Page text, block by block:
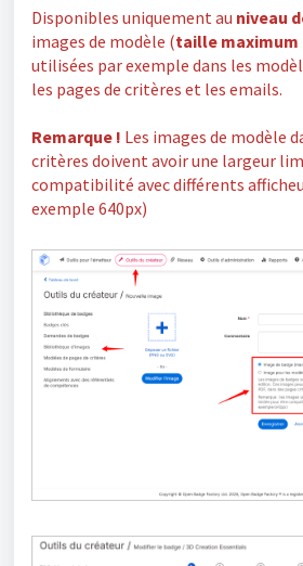
Disponibles uniquement au niveau
images de modèle (taille maximum
utilisées par exemple dans les
les pages de critères et les emails.
Remarque ! Les images de modèle
critères doivent avoir une largeur
compatibilité avec différents
exemple 640px)